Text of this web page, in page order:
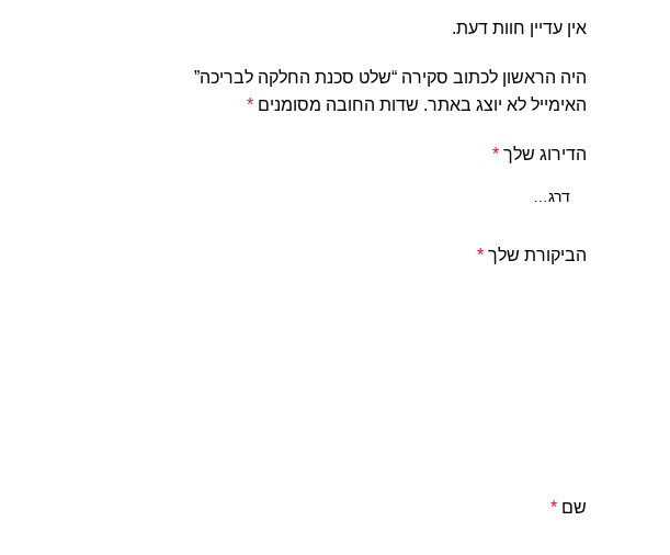
אין עדיין חוות דעת.
היה הראשון לכתוב סקירה “שלט סכנת החלקה לבריכה”
האימייל לא יוצג באתר. שדות החובה מסומנים *
הדירוג שלך *
הביקורת שלך *
שם *